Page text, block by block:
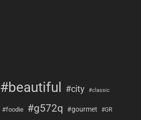
#beautiful #city #classic
#foodie #g572q #gourmet #GR